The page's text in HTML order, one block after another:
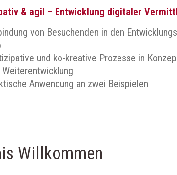
& agil – Entwicklung digitaler
von Besuchenden in den
und ko-kreative Prozesse in
Weiterentwicklung
Anwendung an zwei Beispielen
Willkommen